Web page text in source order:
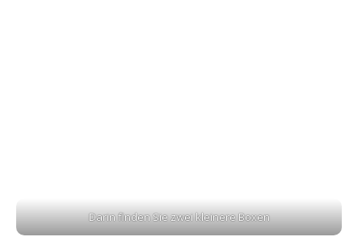
Darin finden Sie zwei kleinere Boxen